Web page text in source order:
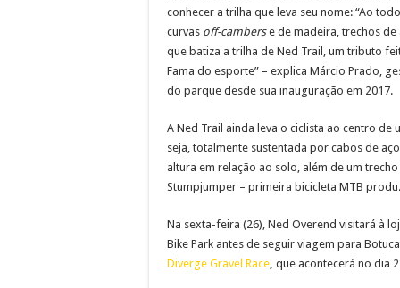
conhecer a trilha que leva seu nome: “Ao
curvas off-camberse de madeira, trechos de
que batiza a trilha de Ned Trail, um tributo
Fama do esporte” – explica Márcio Prado,
do parque desde sua inauguração em 2017.
A Ned Trail ainda leva o ciclista ao centro
seja, totalmente sustentada por cabos de
altura em relação ao solo, além de um
Stumpjumper – primeira bicicleta MTB
Na sexta-feira (26), Ned Overend visitará à
Bike Park antes de seguir viagem para
Diverge Gravel Race que acontecerá no dia